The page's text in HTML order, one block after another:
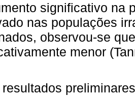
significativo na
nas populações
observou-se
menor